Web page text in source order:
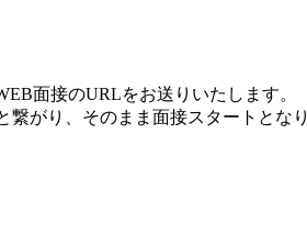
面接のURLをお送りいたします。
繋がり、そのまま面接スタートとなり